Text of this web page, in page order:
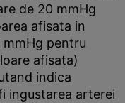
de 20 mmHg
afisata in
mmHg pentru
afisata)
indica
ingustarea arterei